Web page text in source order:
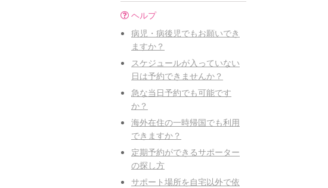
ヘルプ
病児・病後児でもお願いでき
ますか？
スケジュールが入っていない
日は予約できませんか？
急な当日予約でも可能です
か？
海外在住の一時帰国でも利用
できますか？
定期予約ができるサポーター
の探し方
サポート場所を自宅以外で依